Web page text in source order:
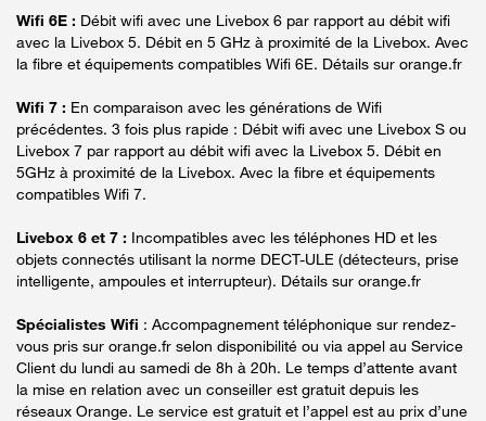
Wifi 6E : Débit wifi avec une Livebox 6 par rapport au débit wifi
avec la Livebox 5. Débit en 5 GHz à proximité de la Livebox. Avec
la fibre et équipements compatibles Wifi 6E. Détails sur orange.fr
Wifi 7 : En comparaison avec les générations de Wifi
précédentes. 3 fois plus rapide : Débit wifi avec une Livebox S ou
Livebox 7 par rapport au débit wifi avec la Livebox 5. Débit en
5GHz à proximité de la Livebox. Avec la fibre et équipements
compatibles Wifi 7.
Livebox 6 et 7 : Incompatibles avec les téléphones HD et les
objets connectés utilisant la norme DECT-ULE (détecteurs, prise
intelligente, ampoules et interrupteur). Détails sur orange.fr
Spécialistes Wifi : Accompagnement téléphonique sur rendez-
vous pris sur orange.fr selon disponibilité ou via appel au Service
Client du lundi au samedi de 8h à 20h. Le temps d’attente avant
la mise en relation avec un conseiller est gratuit depuis les
réseaux Orange. Le service est gratuit et l’appel est au prix d’une